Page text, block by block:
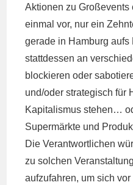
Aktionen zu
einmal vor, nur ein
gerade in Hamburg aufs
stattdessen an
blockieren oder
und/oder strategisch für
Kapitalismus stehen…
Supermärkte und
Die Verantwortlichen
zu solchen
aufzufahren, um sich